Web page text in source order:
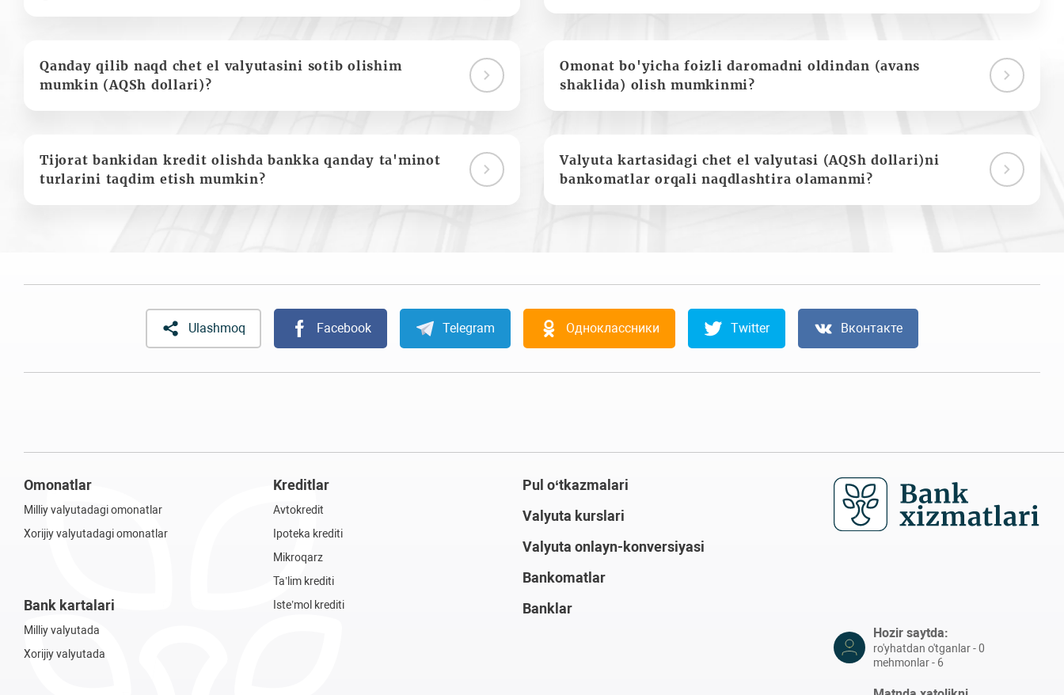
Qanday qilib naqd chet el valyutasini sotib olishim
mumkin (AQSh dollari)?
Omonat bo'yicha foizli daromadni oldindan (avans
shaklida) olish mumkinmi?
Tijorat bankidan kredit olishda bankka qanday ta'minot
turlarini taqdim etish mumkin?
Valyuta kartasidagi chet el valyutasi (AQSh dollari)ni
bankomatlar orqali naqdlashtira olamanmi?
Ulashmoq Facebook Telegram Одноклассники Twitter Вконтакте
Omonatlar
Milliy valyutadagi omonatlar
Xorijiy valyutadagi omonatlar
Bank kartalari
Milliy valyutada
Xorijiy valyutada
Kreditlar
Avtokredit
Ipoteka krediti
Mikroqarz
Ta’lim krediti
Iste’mol krediti
Pul o‘tkazmalari
Valyuta kurslari
Valyuta onlayn-konversiyasi
Bankomatlar
Banklar
ro'yhatdan o'tganlar - 0
mehmonlar - 6